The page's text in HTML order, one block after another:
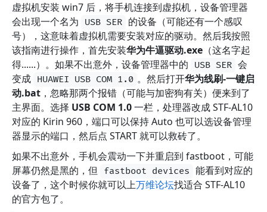
虚拟机安装 win7 后，将手机连接到虚拟机，设备管理器
会出现一个名为
USB SER 的设备（可能还有一个感叹
号），这意味着虚拟机需要安装对应的驱动。然后我按照
该指南进行操作，首先安装华为牛逼驱动.exe （这名字起
得......）。如果不出意外，设备管理器中的
USB SER 会
变成 HUAWEI USB COM 1.0 。然后打开华为线刷-一键启
动.bat ，忽略那两个报错（可能与加密狗有关）便来到了
主界面。选择 USB COM 1.0一栏，处理器改成 STF-AL10
对应的 Kirin 960，端口可以保持 Auto 也可以选设备管理
器显示的端口，然后点 START 就可以救砖了。
如果不出意外，手机会震动一下并重启到 fastboot，可能
屏幕仍然是黑的，但
fastboot devices 能看到对应的
设备了，这个时候你就可以上万维论坛找适合 STF-AL10
的官方包了。